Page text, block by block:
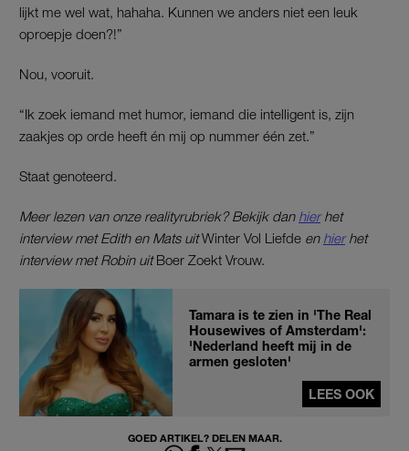
lijkt me wel wat, hahaha. Kunnen we anders niet een leuk
oproepje doen?!”
Nou, vooruit.
“Ik zoek iemand met humor, iemand die intelligent is, zijn
zaakjes op orde heeft én mij op nummer één zet.”
Staat genoteerd.
Meer lezen van onze realityrubriek? Bekijk dan hierhet
interview met Edith en Mats uitWinter Vol Liefde en hierhet
interview met Robin uitBoer Zoekt Vrouw.
Tamara is te zien in 'The Real
Housewives of Amsterdam':
'Nederland heeft mij in de
armen gesloten'
LEES OOK
GOED ARTIKEL? DELEN MAAR.